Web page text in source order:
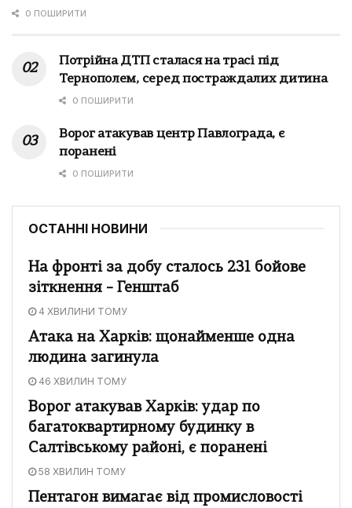
0 ПОШИРИТИ
Потрійна ДТП сталася на трасі під
Тернополем, серед постраждалих дитина
0 ПОШИРИТИ
Ворог атакував центр Павлограда, є
поранені
0 ПОШИРИТИ
ОСТАННІ НОВИНИ
На фронті за добу сталось 231 бойове
зіткнення – Генштаб
4 ХВИЛИНИ ТОМУ
Атака на Харків: щонайменше одна
людина загинула
46 ХВИЛИН ТОМУ
Ворог атакував Харків: удар по
багатоквартирному будинку в
Салтівському районі, є поранені
58 ХВИЛИН ТОМУ
Пентагон вимагає від промисловості